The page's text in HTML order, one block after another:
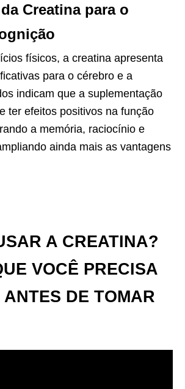
Creatina para o
físicos, a creatina apresenta
para o cérebro e a
indicam que a suplementação
ter efeitos positivos na função
a memória, raciocínio e
ainda mais as vantagens
A CREATINA?
VOCÊ PRECISA
DE TOMAR